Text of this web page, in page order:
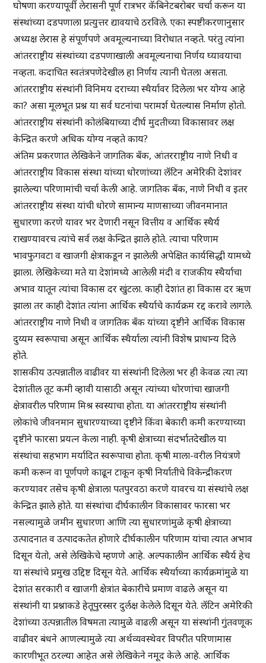
घोषणा करण्यापूर्वी लेरासनी पूर्ण रात्रभर कॅबिनेटबरोबर चर्चा करून या
संस्थांच्या दडपणाला प्रत्युत्तर द्यावयाचे ठरविले. एका स्पष्टीकरणानुसार
अध्यक्ष लेरास हे संपूर्णपणे अवमूल्यनाच्या विरोधात नव्हते. परंतु त्यांना
आंतरराष्ट्रीय संस्थांच्या दडपणाखाली अवमूल्यनाचा निर्णय घ्यावयाचा
नव्हता. कदाचित स्वतंत्रपणेदेखील हा निर्णय त्यानी घेतला असता.
आंतरराष्ट्रीय संस्थांनी विनिमय दराच्या स्थैर्यावर दिलेला भर योग्य आहे
का? असा मूलभूत प्रश्न या सर्व घटनांचा परामर्श घेतल्यास निर्माण होतो.
आंतरराष्ट्रीय संस्थांनी कोलंबियाच्या दीर्घ मुदतीच्या विकासावर लक्ष
केन्द्रित करणे अधिक योग्य नव्हते काय?
अंतिम प्रकरणात लेखिकेने जागतिक बँक, आंतरराष्ट्रीय नाणे निधी व
आंतरराष्ट्रीय विकास संस्था यांच्या धोरणांच्या लॅटिन अमेरिकी देशांवर
झालेल्या परिणामांची चर्चा केली आहे. जागतिक बँक, नाणे निधी व इतर
आंतरराष्ट्रीय संस्था यांची धोरणे सामान्य माणसाच्या जीवनमानात
सुधारणा करणे यावर भर देणारी नसून वित्तीय व आर्थिक स्थैर्य
राखण्यावरच त्यांचे सर्व लक्ष केन्द्रित झाले होते. त्याचा परिणाम
भावफुगवटा व खाजगी क्षेत्राकडून न झालेली अपेक्षित कार्यसिद्धी यामध्ये
झाला. लेखिकेच्या मते या देशांमध्ये आलेली मंदी व राजकीय स्थैर्याचा
अभाव यातून त्यांचा विकास दर खुंटला. काही देशांत हा विकास दर ऋण
झाला तर काही देशांत त्यांना आर्थिक स्थैर्याचे कार्यक्रम रद्द करावे लागले.
आंतरराष्ट्रीय नाणे निधी व जागतिक बँक यांच्या दृष्टीने आर्थिक विकास
दुय्यम स्वरूपाचा असून आर्थिक स्थैर्याला त्यांनी विशेष प्राधान्य दिले
होते.
शासकीय उत्पन्नातील वाढीवर या संस्थांनी दिलेला भर ही केवळ त्या त्या
देशांतील तूट कमी व्हावी यासाठी असून त्यांच्या धोरणांचा खाजगी
क्षेत्रावरील परिणाम मिश्र स्वस्याचा होता. या आंतरराष्ट्रीय संस्थांनी
लोकांचे जीवनमान सुधारण्याच्या दृष्टीने किंवा बेकारी कमी करण्याच्या
दृष्टीने फारसा प्रयत्न केला नाही. कृषी क्षेत्राच्या संदर्भातदेखील या
संस्थांचा सहभाग मर्यादित स्वरूपाचा होता. कृषी माला-वरील नियंत्रणे
कमी करून वा पूर्णपणे काढून टाकून कृषी निर्यातीचे विकेन्द्रीकरण
करण्यावर तसेच कृषी क्षेत्राला पतपुरवठा करणे यावरच या संस्थांचे लक्ष
केन्द्रित झाले होते. या संस्थांचा दीर्घकालीन विकासावर फारसा भर
नसल्यामुळे जमीन सुधारणा आणि त्या सुधारणांमुळे कृषी क्षेत्राच्या
उत्पादनात व उत्पादकतेत होणारे दीर्घकालीन परिणाम यांचा त्यात अभाव
दिसून येतो, असे लेखिकेचे म्हणणे आहे. अल्पकालीन आर्थिक स्थैर्य हेच
या संस्थांचे प्रमुख उद्दिष्ट दिसून येते. आर्थिक स्थैर्याच्या कार्यक्रमांमुळे या
देशांत सरकारी व खाजगी क्षेत्रांत बेकारीचे प्रमाण वाढले असून या
संस्थांनी या प्रश्नाकडे हेतूपुरस्सर दुर्लक्ष केलेले दिसून येते. लॅटिन अमेरिकी
देशांच्या उत्पन्नातील विषमता त्यामुळे वाढली असून या संस्थांनी गुंतवणूक
वाढीवर बंधने आणल्यामुळे त्या अर्थव्यवस्थेवर विपरीत परिणामास
कारणीभूत ठरल्या आहेत असे लेखिकेने नमूद केले आहे. आर्थिक